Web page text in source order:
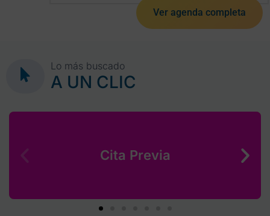
Ver agenda completa
Lo más buscado
A UN CLIC
Cita Previa